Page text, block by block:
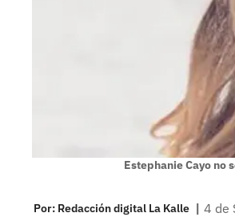
Estephanie Cayo no
Por: Redacción digital La Kalle | 4 de